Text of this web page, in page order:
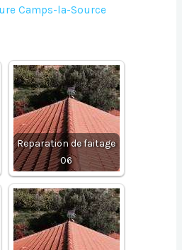
Camps-la-Source
Reparation de faitage
06